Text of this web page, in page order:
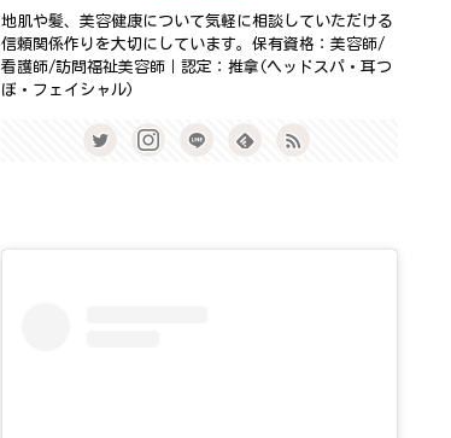
地肌や髪、美容健康について気軽に相談していただける
信頼関係作りを大切にしています。保有資格：美容師/
看護師/訪問福祉美容師｜認定：推拿(ヘッドスパ・耳つ
ぼ・フェイシャル)